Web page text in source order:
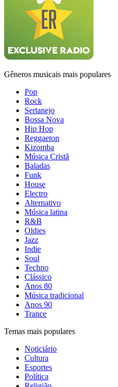
Gêneros musicais mais populares
Pop
Rock
Sertanejo
Bossa Nova
Hip Hop
Reggaeton
Kizomba
Música Cristã
Baladas
Funk
House
Electro
Alternativo
Música latina
R&B
Oldies
Jazz
Indie
Soul
Techno
Clássico
Anos 80
Música tradicional
Anos 90
Trance
Temas mais populares
Noticiário
Cultura
Esportes
Política